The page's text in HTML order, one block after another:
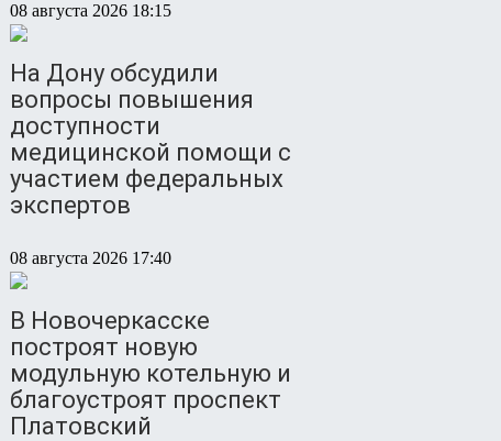
08 августа 2026 18:15
На Дону обсудили
вопросы повышения
доступности
медицинской помощи с
участием федеральных
экспертов
08 августа 2026 17:40
В Новочеркасске
построят новую
модульную котельную и
благоустроят проспект
Платовский